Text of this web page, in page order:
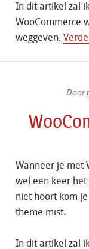
In dit artikel zal
WooCommerce
weggeven.
Door
Wanneer je met
wel een keer het
niet hoort kom
theme mist.
In dit artikel zal